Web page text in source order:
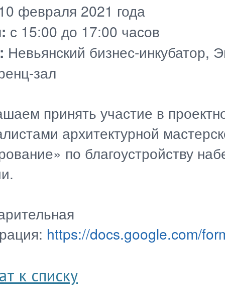
февраля 2021 года
с 15:00 до 17:00 часов
Невьянский бизнес-инкубатор,
зал
принять участие в
архитектурной
по благоустройству
https://docs.google.com/
к списку